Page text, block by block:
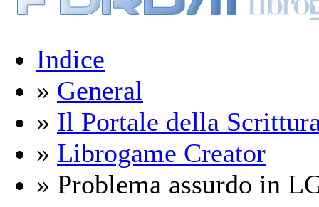
Indice
» General
» Il Portale della
» Librogame Creator
» Problema assurdo in